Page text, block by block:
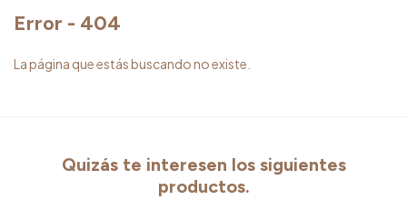
Error - 404
La página que estás buscando no existe.
Quizás te interesen los siguientes
productos.